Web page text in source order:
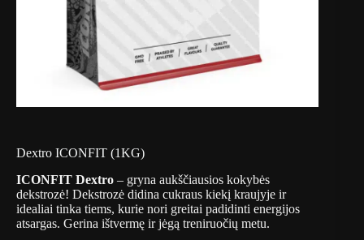
Dextro ICONFIT (1KG)
ICONFIT Dextro – gryna aukščiausios kokybės
dekstrozė! Dekstrozė didina cukraus kiekį kraujyje ir
idealiai tinka tiems, kurie nori greitai padidinti energijos
atsargas. Gerina ištvermę ir jėgą treniruočių metu.